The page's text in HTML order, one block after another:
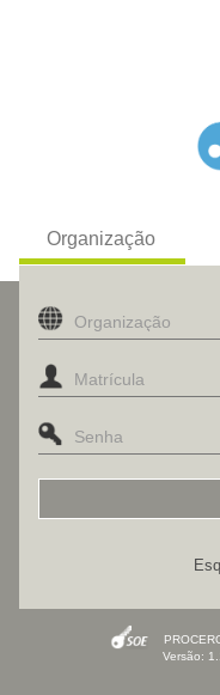
Organização
Versão: